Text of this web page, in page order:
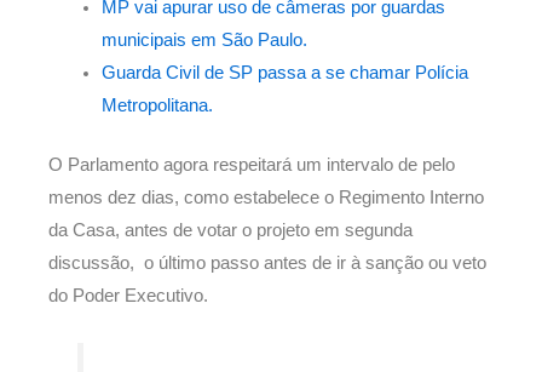
MP vai apurar uso de câmeras por guardas
municipais em São Paulo.
Guarda Civil de SP passa a se chamar Polícia
Metropolitana.
O Parlamento agora respeitará um intervalo de pelo
menos dez dias, como estabelece o Regimento Interno
da Casa, antes de votar o projeto em segunda
discussão, o último passo antes de ir à sanção ou veto
do Poder Executivo.